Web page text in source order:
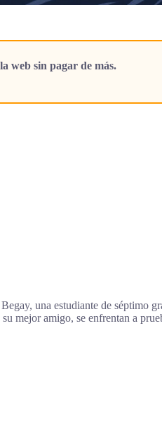
web sin pagar de más.
una estudiante de séptimo
mejor amigo, se enfrentan a